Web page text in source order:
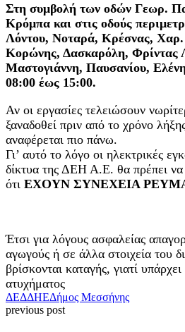
Στη συμβολή των οδών Γεωρ.
Κρόμπα και στις οδούς
Λόντου, Νοταρά, Κρέσνας,
Κορώνης, Δασκαρόλη, Φρίντας
Μαστογιάννη, Παυσανίου,
08:00 έως 15:00.
Αν οι εργασίες τελειώσουν
ξαναδοθεί πριν από το χρόνο
αναφέρεται πιο πάνω.
Γι’ αυτό το λόγο οι ηλεκτρικές
δίκτυα της ΔΕΗ Α.Ε. θα πρέπει να
ότι ΕΧΟΥΝ ΣΥΝΕΧΕΙΑ
Έτσι για λόγους ασφαλείας
αγωγούς ή σε άλλα στοιχεία του
βρίσκονται καταγής, γιατί
ατυχήματος
ΔΕΔΔΗΕΔήμος Μεσσήνης
previous post